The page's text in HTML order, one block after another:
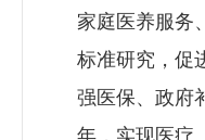
家庭医养服务
标准研究，促
强医保、政府
年，实现医疗